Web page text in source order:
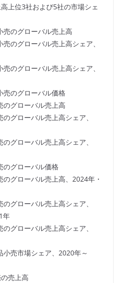
上位3社および5社の市場シェ
売のグローバル売上高
のグローバル売上高シェア、
のグローバル売上高シェア、
売のグローバル価格
のグローバル売上高
グローバル売上高シェア、
グローバル売上高シェア、
のグローバル価格
のグローバル売上高、2024年・
グローバル売上高シェア、
年
グローバル売上高シェア、
小売市場シェア、2020年～
売上高